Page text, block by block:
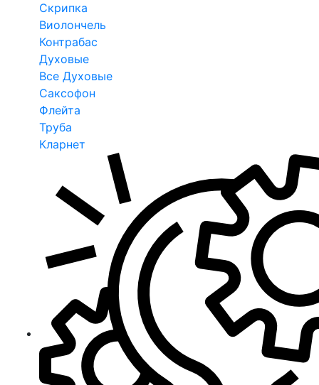
Скрипка
Виолончель
Контрабас
Духовые
Все Духовые
Саксофон
Флейта
Труба
Кларнет